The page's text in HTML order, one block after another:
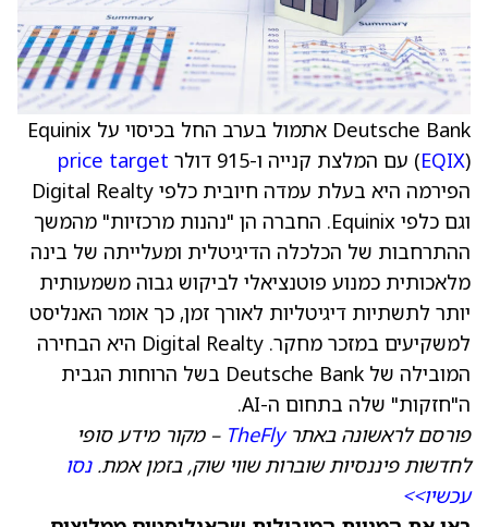
Deutsche Bank אתמול בערב החל בכיסוי על Equinix
(EQIX) עם המלצת קנייה ו-915 דולר
price target
הפירמה היא בעלת עמדה חיובית כלפי Digital Realty
וגם כלפי Equinix. החברה הן "נהנות מרכזיות" מהמשך
ההתרחבות של הכלכלה הדיגיטלית ומעלייתה של בינה
מלאכותית כמנוע פוטנציאלי לביקוש גבוה משמעותית
יותר לתשתיות דיגיטליות לאורך זמן, כך אומר האנליסט
למשקיעים במזכר מחקר. Digital Realty היא הבחירה
המובילה של Deutsche Bank בשל הרוחות הגבית
ה"חזקות" שלה בתחום ה-AI.
פורסם לראשונה באתרTheFly – מקור מידע סופי
לחדשות פיננסיות שוברות שווי שוק, בזמן אמת.נסו
עכשיו>>